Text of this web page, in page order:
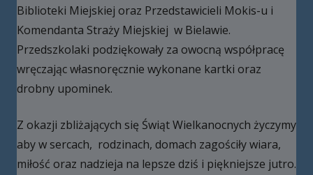
Biblioteki Miejskiej oraz Przedstawicieli Mokis-u i
Komendanta Straży Miejskiej w Bielawie.
Przedszkolaki podziękowały za owocną współpracę
wręczając własnoręcznie wykonane kartki oraz
drobny upominek.
Z okazji zbliżających się Świąt Wielkanocnych życzymy
aby w sercach, rodzinach, domach zagościły wiara,
miłość oraz nadzieja na lepsze dziś i piękniejsze jutro.